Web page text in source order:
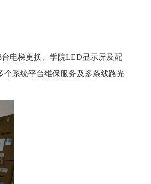
台电梯更换、学院LED显示屏及配
系统平台维保服务及多条线路光